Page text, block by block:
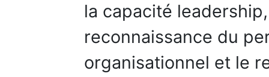
la capacité
reconnaissance du
organisationnel et le